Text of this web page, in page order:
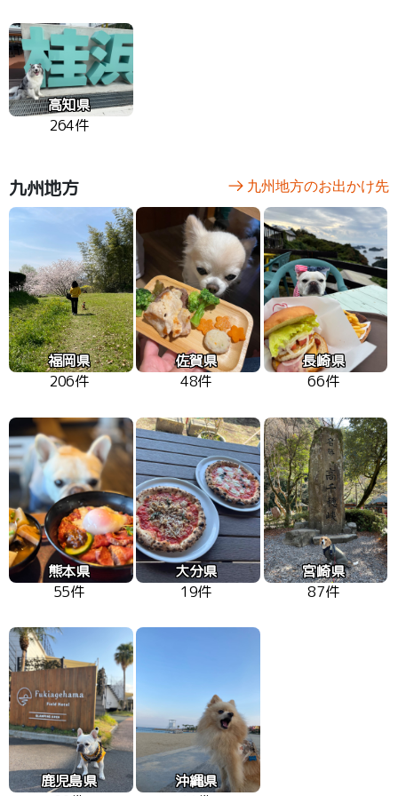
高知県
264件
九州地方 九州地方のお出かけ先
福岡県
206件
佐賀県
48件
長崎県
66件
熊本県
55件
大分県
19件
宮崎県
87件
鹿児島県
沖縄県